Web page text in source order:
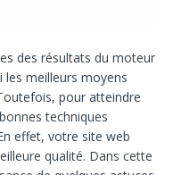
des résultats du moteur
les meilleurs moyens
pour atteindre
techniques
effet, votre site web
qualité. Dans cette